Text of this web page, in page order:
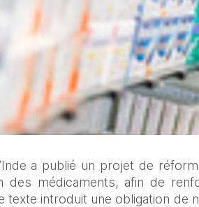
a publié un projet de
des médicaments, afin de
texte introduit une obligation